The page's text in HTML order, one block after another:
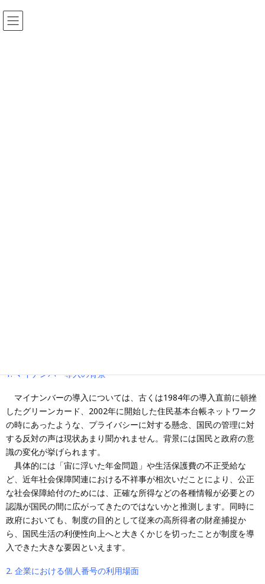
1. マイナンバー導入の背景
マイナンバーの導入については、古くは1984年の導入直前に頓挫
したグリーンカード、2002年に開始した住民基本台帳ネットワーク
の時にあったような、プライバシーに対する懸念、国民の管理に対
する反対の声は現状あまり聞かれません。背景には国民と政府の意
識の変化が挙げられます。
具体的には「宙に浮いた年金問題」や生活保護費の不正受給な
ど、近年社会保障関連における不祥事が相次いだことにより、公正
な社会保障給付のためには、正確な所得などの各種情報が必要との
認識が国民の間に広がってきたのではないかと推測します。同時に
政府においても、制度の目的として従来の高所得者の財産捕捉か
ら、国民生活の利便性向上へと大きくかじを切ったことが制度を導
入できた大きな要因といえます。
2. 企業における個人番号の利用場面